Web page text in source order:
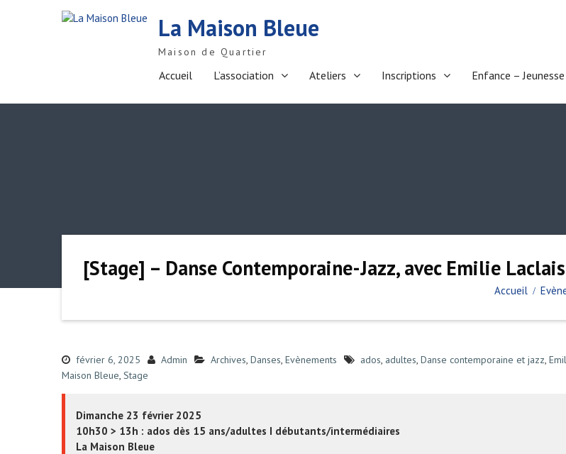
c
La Maison Bleue
Maison de Quartier
Accueil L’association Ateliers Inscriptions Enfance – Jeunesse
[Stage] – Danse Contemporaine-Jazz, avec Emilie Laclais
Accueil
février 6, 2025 Admin Archives, Danses, Evènements ados, adultes, Danse contemporaine et jazz,
Maison Bleue, Stage
Dimanche 23 février 2025
10h30 > 13h : ados dès 15 ans/adultes I débutants/intermédiaires
La Maison Bleue